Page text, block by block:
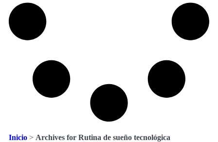
Inicio > Archives for Rutina de sueño tecnológica